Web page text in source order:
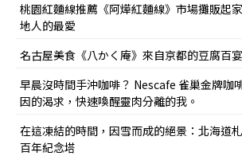
桃園紅麵線推薦《阿燁紅麵線》市場攤販起
地人的最愛
名古屋美食《八かく庵》來自京都的豆腐百
早晨沒時間手沖咖啡？ Nescafe 雀巢金牌咖
因的渴求，快速喚醒靈肉分離的我。
在這凍結的時間，因雪而成的絕景：北海道
百年紀念塔